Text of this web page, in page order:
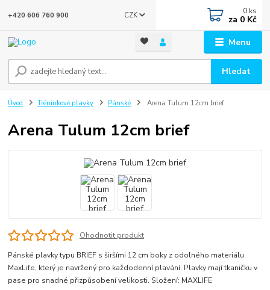
Menu
CZK
Hledat
+420 606 760 900 0 ks
za 0 Kč
Úvod Tréninkové plavky Pánské Arena Tulum 12cm brief
Arena Tulum 12cm brief
Ohodnotit produkt
Pánské plavky typu BRIEF s širšími 12 cm boky z odolného materiálu
MaxLife, který je navržený pro každodenní plavání. Plavky mají tkaničku v
pase pro snadné přizpůsobení velikosti. Složení: MAXLIFE